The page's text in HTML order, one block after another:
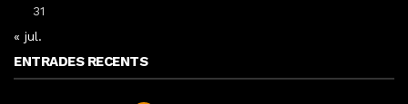
31
« jul.
ENTRADES RECENTS